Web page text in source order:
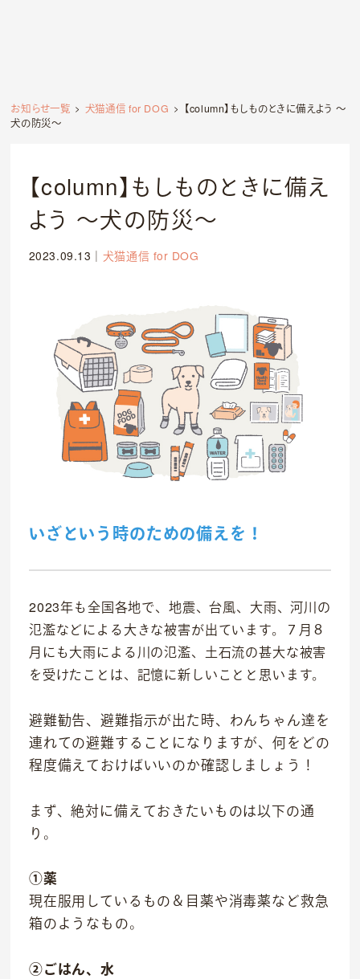
事業紹介
往診クリニック
トリミングサロン
海外事業
私たちについて
代表あいさつ
理念
沿革
お知らせ一覧 犬猫通信 for DOG
【column】もしものときに備えよう 〜
犬の防災〜
【column】もしものときに備え
よう 〜犬の防災〜
2023.09.13 ｜ 犬猫通信 for DOG
いざという時のための備えを！
2023年も全国各地で、地震、台風、大雨、河川の
氾濫などによる大きな被害が出ています。７月８
月にも大雨による川の氾濫、土石流の甚大な被害
を受けたことは、記憶に新しいことと思います。
避難勧告、避難指示が出た時、わんちゃん達を
連れての避難することになりますが、何をどの
程度備えておけばいいのか確認しましょう！
まず、絶対に備えておきたいものは以下の通
り。
①薬
現在服用しているもの＆目薬や消毒薬など救急
箱のようなもの。
②ごはん、水